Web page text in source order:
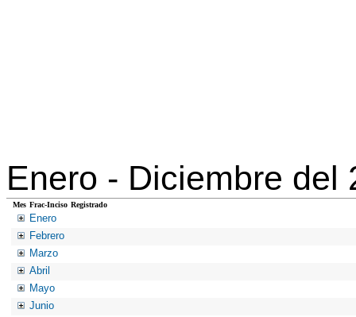
Enero - Diciembre del
Mes Frac-Inciso Registrado
Enero
Febrero
Marzo
Abril
Mayo
Junio